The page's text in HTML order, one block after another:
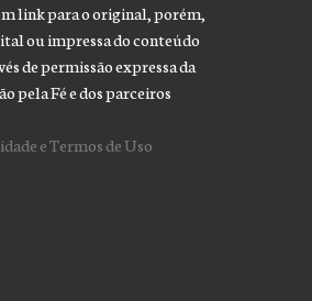
link para o original, porém,
ou impressa do conteúdo
de permissão expressa da
pela Fé e dos parceiros
e Termos de Uso